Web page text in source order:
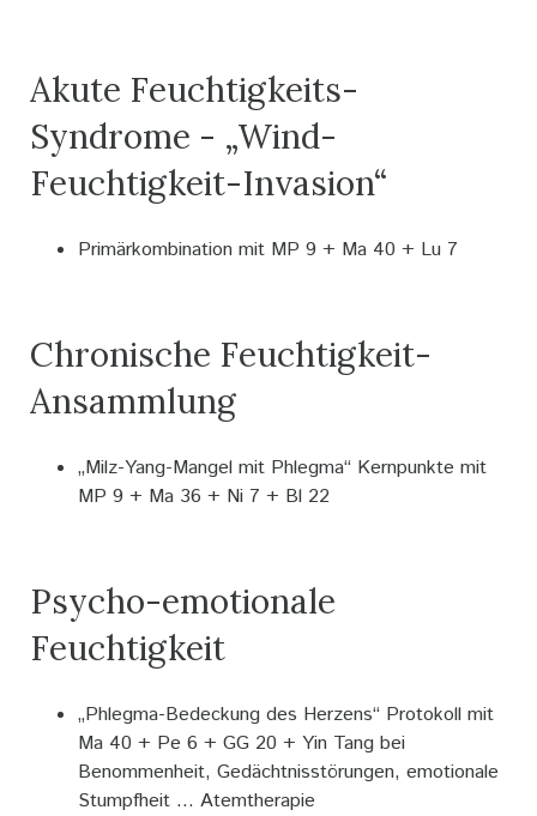
Akute Feuchtigkeits-
Syndrome - „Wind-
Feuchtigkeit-Invasion“
Primärkombination mit MP 9 + Ma 40 + Lu 7
Chronische Feuchtigkeit-
Ansammlung
„Milz-Yang-Mangel mit Phlegma“ Kernpunkte mit
MP 9 + Ma 36 + Ni 7 + Bl 22
Psycho-emotionale
Feuchtigkeit
„Phlegma-Bedeckung des Herzens“ Protokoll mit
Ma 40 + Pe 6 + GG 20 + Yin Tang bei
Benommenheit, Gedächtnisstörungen, emotionale
Stumpfheit ... Atemtherapie